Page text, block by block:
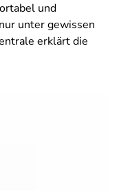
und
unter gewissen
erklärt die